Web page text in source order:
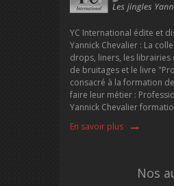
YC International édite et
Yannick Chevalier : La
drops, liners, les librairies
de bruitages et le livre
consacré à la formation
faire leur métier :
Yannick Chevalier
En savoir plus
Nos